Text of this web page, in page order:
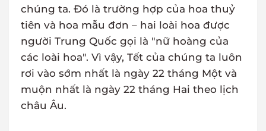
chúng ta. Đó là trường hợp của hoa thuỷ
tiên và hoa mẫu đơn – hai loài hoa được
người Trung Quốc gọi là "nữ hoàng của
các loài hoa". Vì vậy, Tết của chúng ta luôn
rơi vào sớm nhất là ngày 22 tháng Một và
muộn nhất là ngày 22 tháng Hai theo lịch
châu Âu.